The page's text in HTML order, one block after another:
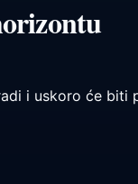
i uskoro će biti